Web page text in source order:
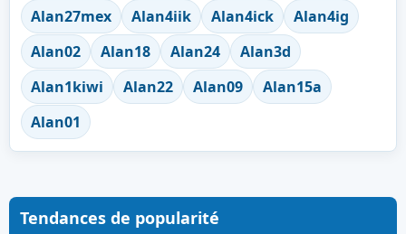
Alan27mex
Alan4iik Alan4ick
Alan4ig
Alan02
Alan18 Alan24
Alan3d
Alan1kiwi
Alan22 Alan09
Alan15a
Alan01
Tendances de popularité